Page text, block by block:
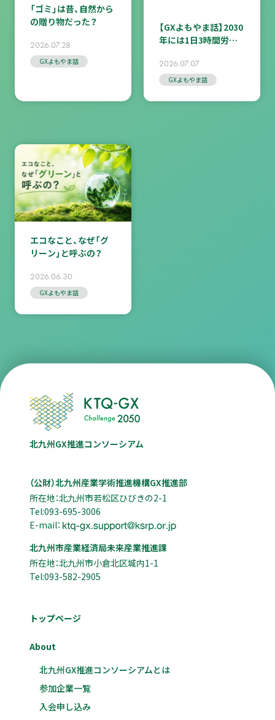
「ゴミ」は昔、自然から
の贈り物だった？
2026.07.28
GXよもやま話
【GXよもやま話】2030
年には1日3時間労働
2026.07.07
GXよもやま話
エコなこと、なぜ「グ
リーン」と呼ぶの？
2026.06.30
GXよもやま話
北九州GX推進コンソーシアム
（公財）北九州産業学術推進機構GX推進部
所在地：北九州市若松区ひびきの2-1
Tel:093-695-3006
E-mail：
北九州市産業経済局未来産業推進課
所在地：北九州市小倉北区城内1-1
Tel:093-582-2905
トップページ
About
北九州GX推進コンソーシアムとは
参加企業一覧
入会申し込み